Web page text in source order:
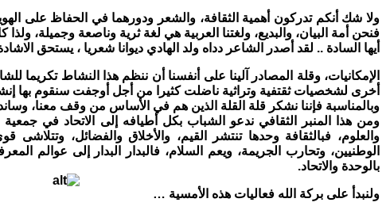
ولا شك أنكم تدركون أهمية الثقافة، والشعر ودورهما في الحفاظ على
فنحن أمة البيان، والبديع، ولغتنا العربية هي لغة ثرية وناصعة وجميلة،
أيها السادة .. لقد أصدر الشاعر دداه ولد الهادي ديوانا شعريا ، يستحق
الإمكانيات، وقلة المصادر آلينا على أنفسنا أن ننظم هذا النشاط تكريما
أخرى لشخصيات ثقتفية وتراثية ناضلت كثيرا من أجل أوجفت سنقوم بها
وبالمناسبة فإننا نشكر قلة القلة الذين هم في الأساس من وقف معنا،
ومن هذا المنبر الثقافي ندعو الشباب بكل أطيافه إلى الاتحاد في
والعلوم، فبالثقافة وحدها تنتشر القيم، والأخلاق والفضائل، وتتلاشى
الوطنيين، وتحارب الجريمة، ويعم السلام، فالبدار البدار إلى عوالم
بالوحدة والاتحاد.
ولنبدأ على بركة الله فعاليات هذه الأمسية …